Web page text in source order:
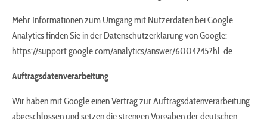
Mehr Informationen zum Umgang mit Nutzerdaten bei Google
Analytics finden Sie in der Datenschutzerklärung von Google:
https://support.google.com/analytics/answer/6004245?hl=de
Auftragsdatenverarbeitung
Wir haben mit Google einen Vertrag zur Auftragsdatenverarbeitung
abgeschlossen und setzen die strengen Vorgaben der deutschen